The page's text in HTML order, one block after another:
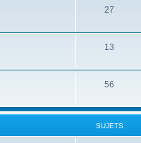
27
13
56
SUJETS